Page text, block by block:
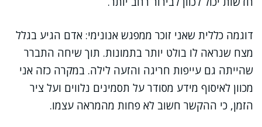
דוגמה כללית שאני זוכר ממפגש אנונימי: אדם הגיע בגלל
מצח שנראה לו בולט יותר בתמונות. תוך שיחה התברר
שהייתה גם עייפות חריגה והזעה לילה. במקרה כזה אני
מכוון לאיסוף מידע מסודר על תסמינים נלווים ועל ציר
הזמן, כי ההקשר חשוב לא פחות מהמראה עצמו.